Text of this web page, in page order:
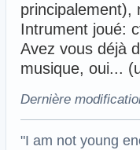
principalement),
Intrument joué:
Avez vous déjà
musique, oui...
Dernière
"I am not young